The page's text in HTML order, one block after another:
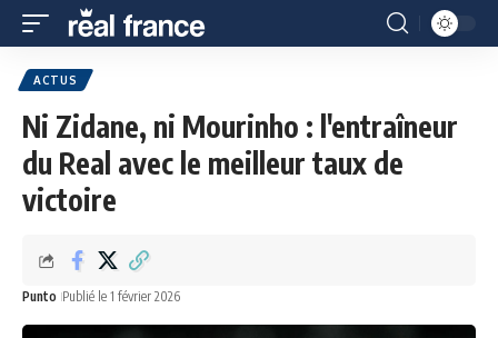
ACTUS
Ni Zidane, ni Mourinho : l'entraîneur
du Real avec le meilleur taux de
victoire
Punto Publié le 1 février 2026